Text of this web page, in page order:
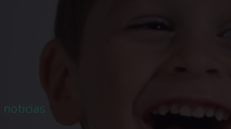
noticias